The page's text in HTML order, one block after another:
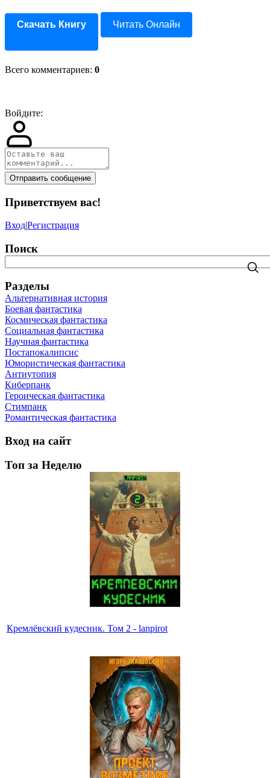
Скачать Книгу Читать Онлайн
Всего комментариев: 0
Войдите:
Отправить сообщение
Приветствуем вас!
Вход|Регистрация
Поиск
Разделы
Альтернативная история
Боевая фантастика
Космическая фантастика
Социальная фантастика
Научная фантастика
Постапокалипсис
Юмористическая фантастика
Антиутопия
Киберпанк
Героическая фантастика
Стимпанк
Романтическая фантастика
Вход на сайт
Топ за Неделю
Кремлёвский кудесник. Том 2 - lanpirot